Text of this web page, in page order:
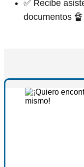
✅ Recibe
documentos 🔏